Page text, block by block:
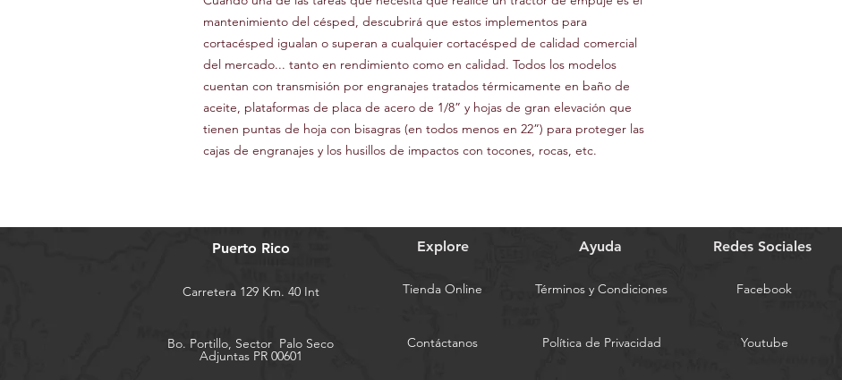
mantenimiento del césped, descubrirá que estos implementos para
cortacésped igualan o superan a cualquier cortacésped de calidad comercial
del mercado... tanto en rendimiento como en calidad. Todos los modelos
cuentan con transmisión por engranajes tratados térmicamente en baño de
aceite, plataformas de placa de acero de 1/8” y hojas de gran elevación que
tienen puntas de hoja con bisagras (en todos menos en 22”) para proteger las
cajas de engranajes y los husillos de impactos con tocones, rocas, etc.
Puerto Rico
Carretera 129 Km. 40 Int
Bo. Portillo, Sector Palo Seco
Adjuntas PR 00601
Explore Ayuda
Tienda Online Términos y Condiciones
Contáctanos Política de Privacidad
Redes Sociales
Facebook
Youtube